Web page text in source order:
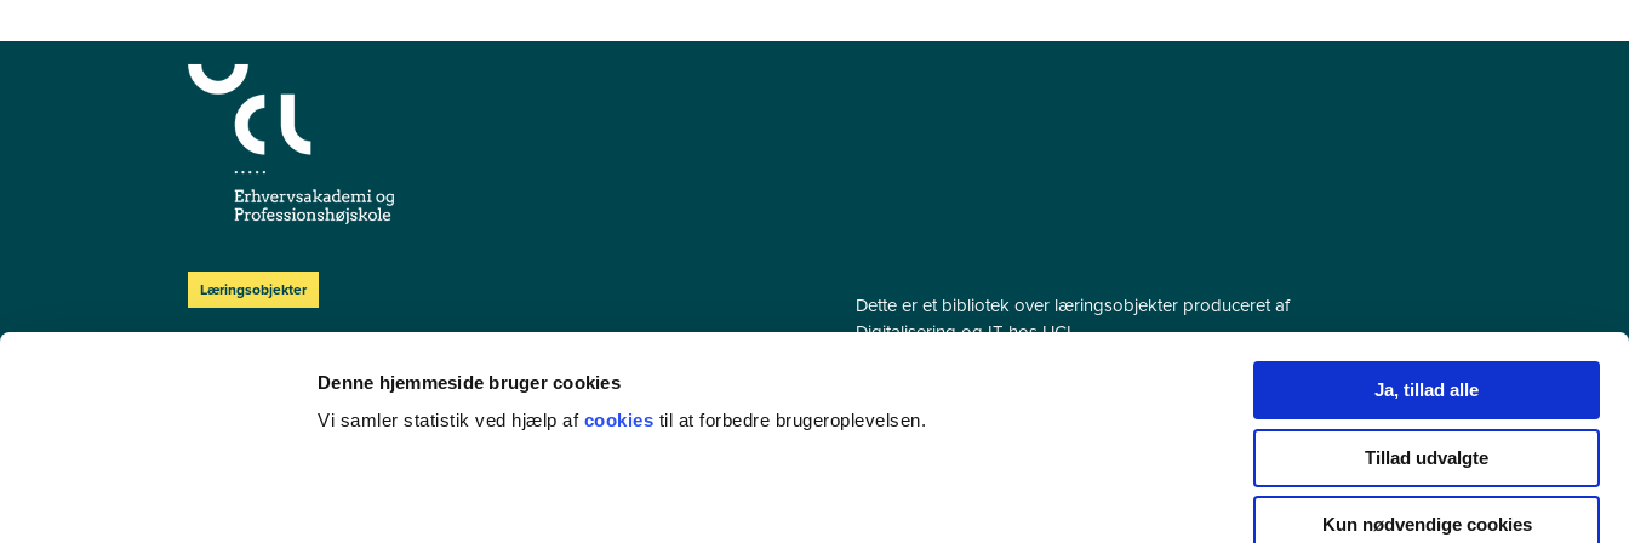
Denne hjemmeside bruger cookies
Vi samler statistik ved hjælp af cookies til at forbedre brugeroplevelsen.
Ja, tillad alle
Tillad udvalgte
Kun nødvendige cookies
Læringsobjekter
Dette er et bibliotek over læringsobjekter produceret af
Digitalisering og IT hos UCL.
Læringsobjekter er digitale læringsforløb, som bl.a. kan blive
fageksperter indenfor en lang række områder og biblioteket vil